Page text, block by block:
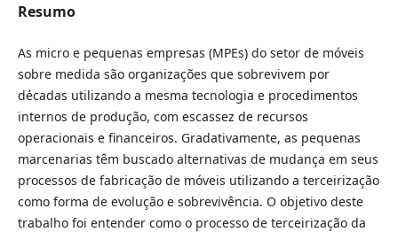
Resumo
As micro e pequenas empresas (MPEs) do setor de móveis
sobre medida são organizações que sobrevivem por
décadas utilizando a mesma tecnologia e procedimentos
internos de produção, com escassez de recursos
operacionais e financeiros. Gradativamente, as pequenas
marcenarias têm buscado alternativas de mudança em seus
processos de fabricação de móveis utilizando a terceirização
como forma de evolução e sobrevivência. O objetivo deste
trabalho foi entender como o processo de terceirização da